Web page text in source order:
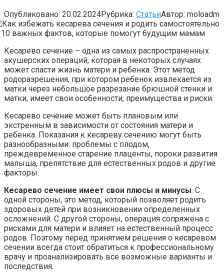
Опубликовано: 20.02.2024Рубрика: СтатьиАвтор: moloadm
Кесарево сечение – одна из самых распространенных
акушерских операций, которая в некоторых случаях
может спасти жизнь матери и ребенка. Этот метод
родоразрешения, при котором ребенок извлекается из
матки через небольшое разрезание брюшной стенки и
матки, имеет свои особенности, преимущества и риски.
Кесарево сечение может быть плановым или
экстренным в зависимости от состояния матери и
ребенка. Показания к кесареву сечению могут быть
разнообразными: проблемы с плодом,
преждевременное старение плаценты, пороки развития
малыша, препятствие для естественных родов и другие
факторы.
Кесарево сечение имеет свои плюсы и минусы. С
одной стороны, это метод, который позволяет родить
здоровых детей при возникновении определенных
осложнений. С другой стороны, операция сопряжена с
рисками для матери и влияет на естественный процесс
родов. Поэтому перед принятием решения о кесаревом
сечении всегда стоит обратиться к профессиональному
врачу и проанализировать все возможные варианты и
последствия.